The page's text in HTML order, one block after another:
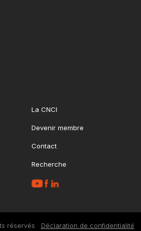
La CNCI
Devenir membre
Contact
Recherche
réservés Déclaration de confidentialité